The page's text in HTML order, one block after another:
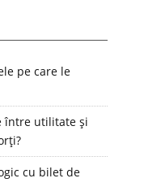
pe care le
între utilitate și
cu bilet de